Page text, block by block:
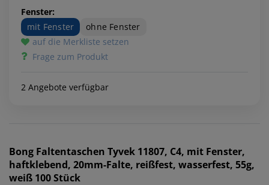
Fenster:
mit Fenster
ohne Fenster
auf die Merkliste setzen
Frage zum Produkt
2 Angebote verfügbar
Bong Faltentaschen Tyvek 11807, C4, mit Fenster,
haftklebend, 20mm-Falte, reißfest, wasserfest, 55g,
weiß 100 Stück